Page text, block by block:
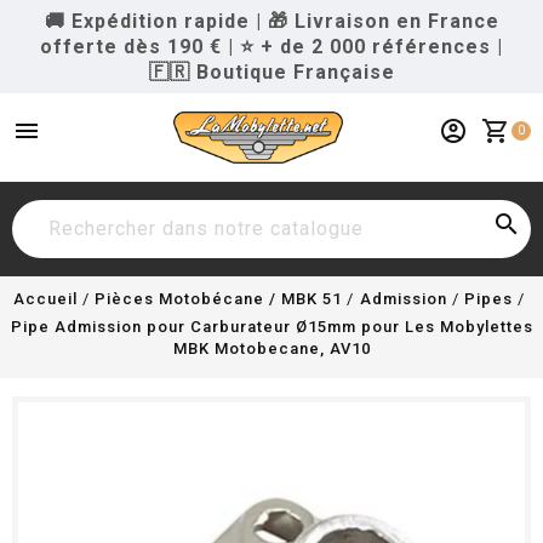
🚚 Expédition rapide | 🎁 Livraison en France
offerte dès 190 € | ⭐ + de 2 000 références |
🇫🇷 Boutique Française
menu shopping_cart 0
account_circle

Accueil Pièces Motobécane / MBK 51 Admission
Pipes
Pipe Admission pour Carburateur Ø15mm pour Les Mobylettes
MBK Motobecane, AV10